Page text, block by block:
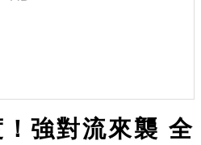
強對流來襲 全